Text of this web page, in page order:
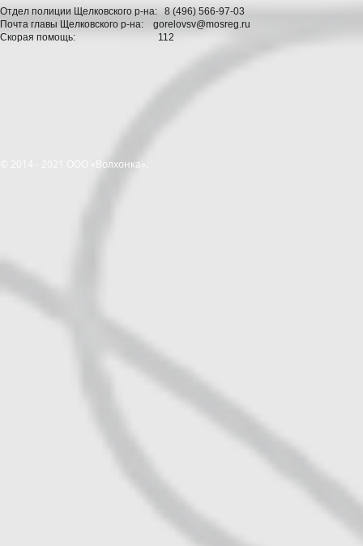
Отдел полиции Щелковского р-на: 8 (496) 566-97-03
Почта главы Щелковского р-на: gorelovsv@mosreg.ru
Скорая помощь: 112
© 2014 - 2021 ООО «Волхонка».